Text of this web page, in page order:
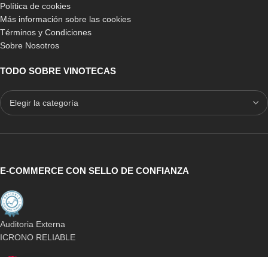
Política de cookies
Más información sobre las cookies
Términos y Condiciones
Sobre Nosotros
TODO SOBRE VINOTECAS
E-COMMERCE CON SELLO DE CONFIANZA
Auditoria Externa
ICRONO RELIABLE